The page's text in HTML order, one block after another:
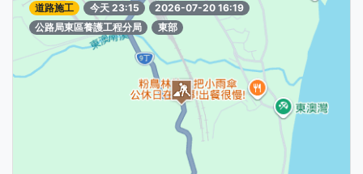
道路施工 今天 23:15
2026-07-20 16:19
公路局東區養護工程分局
東部